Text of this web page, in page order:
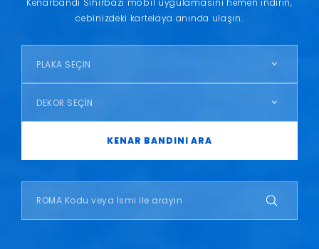
Kenarbandı Sihirbazı mobil uygulamasını hemen indirin,
cebinizdeki kartelaya anında ulaşın.
PLAKA SEÇİN
DEKOR SEÇİN
KENAR BANDINI ARA